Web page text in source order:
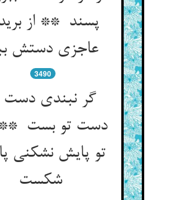
پسند ** از
3490
گر نبندی دست
دست تو بست **
تو پایش نشکنی
شکست